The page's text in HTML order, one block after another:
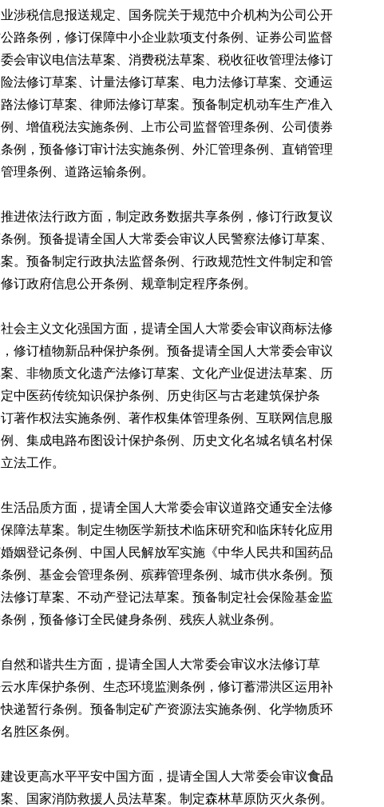
涉税信息报送规定、国务院关于规范中介机构为公司公开
路条例，修订保障中小企业款项支付条例、证券公司监督
会审议电信法草案、消费税法草案、税收征收管理法修订
法修订草案、计量法修订草案、电力法修订草案、交通运
法修订草案、律师法修订草案。预备制定机动车生产准入
、增值税法实施条例、上市公司监督管理条例、公司债券
例，预备修订审计法实施条例、外汇管理条例、直销管理
理条例、道路运输条例。
依法行政方面，制定政务数据共享条例，修订行政复议
例。预备提请全国人大常委会审议人民警察法修订草案、
。预备制定行政执法监督条例、行政规范性文件制定和管
订政府信息公开条例、规章制定程序条例。
主义文化强国方面，提请全国人大常委会审议商标法修
修订植物新品种保护条例。预备提请全国人大常委会审议
、非物质文化遗产法修订草案、文化产业促进法草案、历
中医药传统知识保护条例、历史街区与古老建筑保护条
著作权法实施条例、著作权集体管理条例、互联网信息服
、集成电路布图设计保护条例、历史文化名城名镇名村保
法工作。
品质方面，提请全国人大常委会审议道路交通安全法修
障法草案。制定生物医学新技术临床研究和临床转化应用
姻登记条例、中国人民解放军实施《中华人民共和国药品
例、基金会管理条例、殡葬管理条例、城市供水条例。预
修订草案、不动产登记法草案。预备制定社会保险基金监
例，预备修订全民健身条例、残疾人就业条例。
和谐共生方面，提请全国人大常委会审议水法修订草
水库保护条例、生态环境监测条例，修订蓄滞洪区运用补
递暂行条例。预备制定矿产资源法实施条例、化学物质环
胜区条例。
更高水平平安中国方面，提请全国人大常委会审议食品
、国家消防救援人员法草案。制定森林草原防灭火条例。